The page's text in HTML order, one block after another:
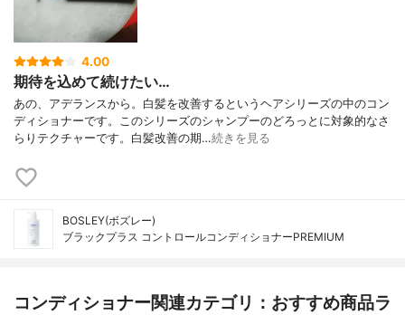
4.00
期待を込めて続けたい…
あの、アデランスから。白髪を改善するというヘアシリーズの中のコン
ディショナーです。このシリーズのシャンプーのどろっとに対象的なさ
らりテクチャーです。白髪改善の期…続きを見る
BOSLEY(ボズレー)
ブラックプラス コントロールコンディショナーPREMIUM
コンディショナー関連カテゴリ：おすすめ商品ラ